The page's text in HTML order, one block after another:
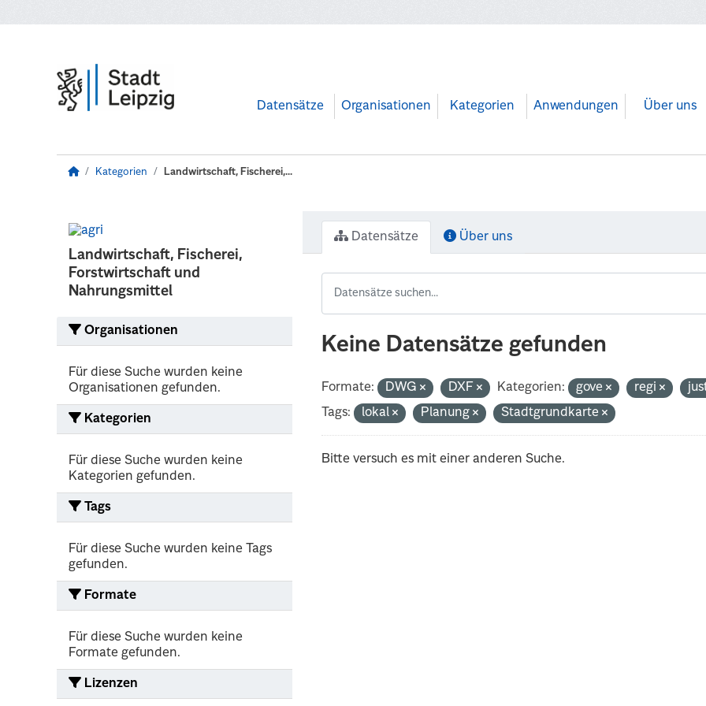
Datensätze Organisationen Kategorien Anwendungen Über uns
Kategorien Landwirtschaft, Fischerei,...
Landwirtschaft, Fischerei,
Forstwirtschaft und
Nahrungsmittel
Organisationen
Für diese Suche wurden keine
Organisationen gefunden.
Kategorien
Für diese Suche wurden keine
Kategorien gefunden.
Tags
Für diese Suche wurden keine Tags
gefunden.
Formate
Für diese Suche wurden keine
Formate gefunden.
Lizenzen
Datensätze Über uns
Keine Datensätze gefunden
Formate: DWG DXF Kategorien: gove regi
Tags:
lokal Planung Stadtgrundkarte
Bitte versuch es mit einer anderen Suche.